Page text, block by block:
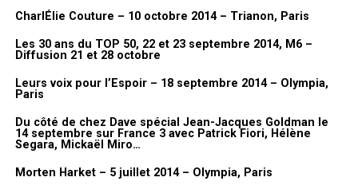
Merci à Lionel Gédébé, Dorothée, Vincent, Benjamin
Itw & Vidéo FanMusik
Nous vous invitons à découvrir à présent des photos prises lors du
vernissage de l’exposition.
Galerie photos
CharlÉlie Couture – 10 octobre 2014 – Trianon, Paris
Les 30 ans du TOP 50, 22 et 23 septembre 2014, M6 –
Diffusion 21 et 28 octobre
Leurs voix pour l’Espoir – 18 septembre 2014 – Olympia,
Paris
Du côté de chez Dave spécial Jean-Jacques Goldman le
14 septembre sur France 3 avec Patrick Fiori, Hélène
Segara, Mickaël Miro…
Morten Harket – 5 juillet 2014 – Olympia, Paris